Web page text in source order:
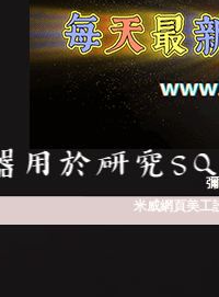
米威網頁美工